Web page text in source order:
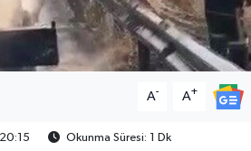
A- A+
Okunma Süresi: 1 Dk